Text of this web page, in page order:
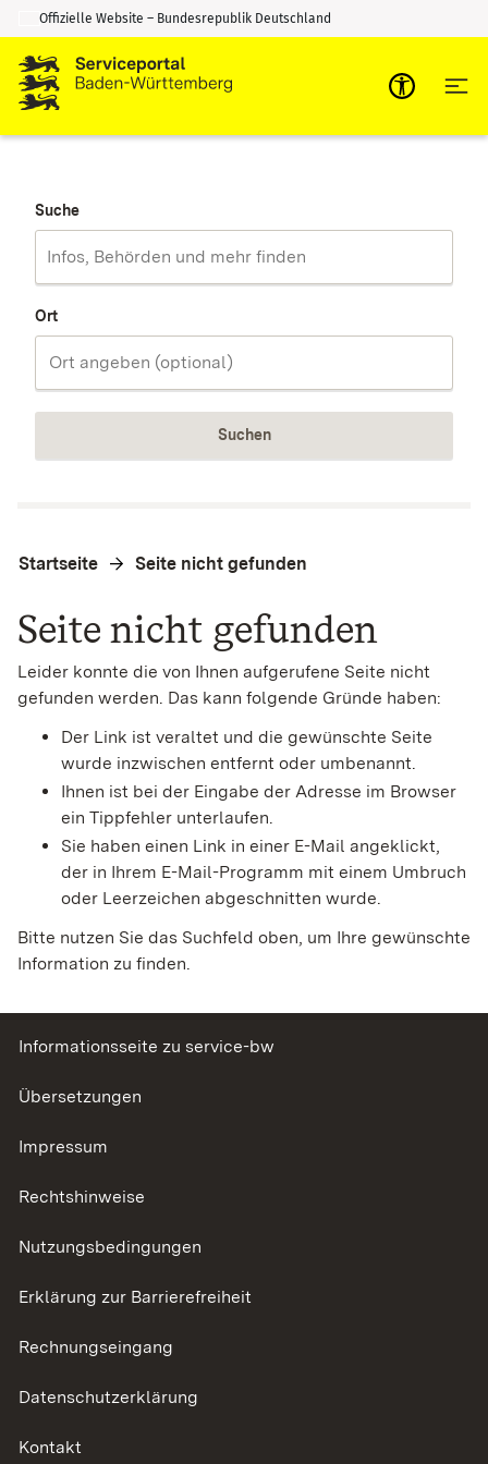
Zum Inhalt springen
Zur Suche springen
Offizielle Website – Bundesrepublik Deutschland
Suche
Ort
Suchen
Startseite Seite nicht gefunden
Seite nicht gefunden
Leider konnte die von Ihnen aufgerufene Seite nicht
gefunden werden. Das kann folgende Gründe haben:
Der Link ist veraltet und die gewünschte Seite
wurde inzwischen entfernt oder umbenannt.
Ihnen ist bei der Eingabe der Adresse im Browser
ein Tippfehler unterlaufen.
Sie haben einen Link in einer E-Mail angeklickt,
der in Ihrem E-Mail-Programm mit einem Umbruch
oder Leerzeichen abgeschnitten wurde.
Bitte nutzen Sie das Suchfeld oben, um Ihre gewünschte
Information zu finden.
Informationsseite zu service-bw
Übersetzungen
Impressum
Rechtshinweise
Nutzungsbedingungen
Erklärung zur Barrierefreiheit
Rechnungseingang
Datenschutzerklärung
Kontakt